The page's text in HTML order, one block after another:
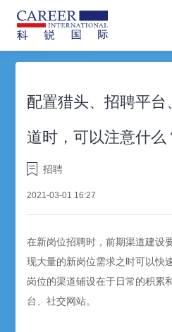
配置猎头、招聘平台
道时，可以注意什么
招聘
2021-03-01 16:27
在新岗位招聘时，前期渠道建设
现大量的新岗位需求之时可以快
岗位的渠道铺设在于日常的积累
台、社交网站。